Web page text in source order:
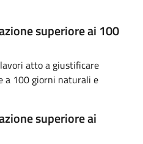
superiore ai 100
atto a giustificare
a 100 giorni naturali e
superiore ai